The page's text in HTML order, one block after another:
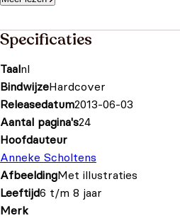
Specificaties
Taalnl
BindwijzeHardcover
Releasedatum2013-06-03
Aantal pagina's24
Hoofdauteur
Anneke Scholtens
AfbeeldingMet illustraties
Leeftijd6 t/m 8 jaar
Merk